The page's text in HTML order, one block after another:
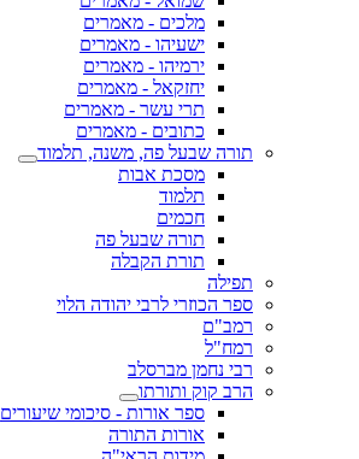
מלכים - מאמרים
ישעיהו - מאמרים
ירמיהו - מאמרים
יחזקאל - מאמרים
תרי עשר - מאמרים
כתובים - מאמרים
תורה שבעל פה, משנה, תלמוד
מסכת אבות
תלמוד
חכמים
תורה שבעל פה
תורת הקבלה
תפילה
ספר הכוזרי לרבי יהודה הלוי
רמב"ם
רמח"ל
רבי נחמן מברסלב
הרב קוק ותורתו
ספר אורות - סיכומי שיעורים
אורות התורה